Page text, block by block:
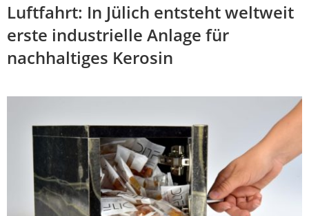
Luftfahrt: In Jülich entsteht weltweit
erste industrielle Anlage für
nachhaltiges Kerosin